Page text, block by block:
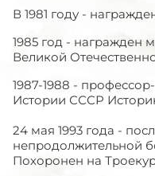
В 1981 году -
1985 год - награжден
Великой
1987-1988 -
Истории СССР
24 мая 1993 года -
непродолжительной
Похоронен на